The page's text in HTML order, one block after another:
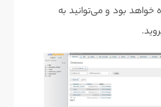
خواهد بود و می‌توانید به